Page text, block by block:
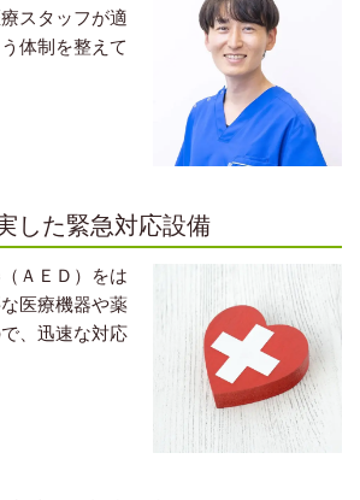
スタッフが適
体制を整えて
した緊急対応設備
ＡＥＤ）をは
医療機器や薬
、迅速な対応